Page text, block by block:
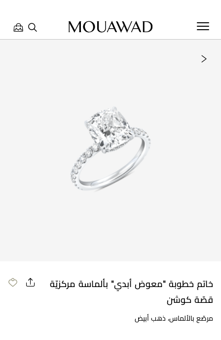
خاتم خطوبة "معوض أبدي" بألماسة مركزيّة
قصّة كوشن
مرصّع بالألماس، ذهب أبيض